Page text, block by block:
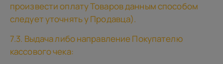
произвести оплату Товаров данным способом
следует уточнять у Продавца).
7.3. Выдача либо направление Покупателю
кассового чека: